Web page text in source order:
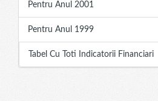
Pentru Anul 2001
Pentru Anul 1999
Tabel Cu Toti Indicatorii Financiari